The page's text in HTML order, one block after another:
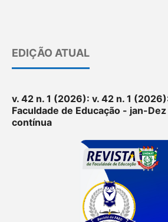
EDIÇÃO ATUAL
v. 42 n. 1 (2026): v. 42 n. 1
Faculdade de Educação - jan-
contínua